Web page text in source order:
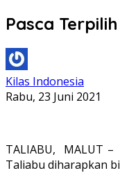
Pasca
Kilas Indonesia
Rabu, 23 Juni 2021
TALIABU, MALUT –
Taliabu diharapkan